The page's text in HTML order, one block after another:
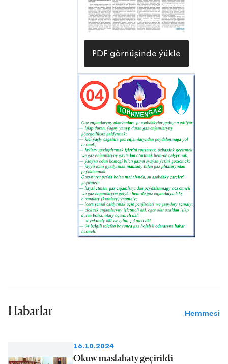
PDF görnüşinde ýükle
Habarlar Hemmesi
16.10.2024
Okuw maslahaty geçirildi